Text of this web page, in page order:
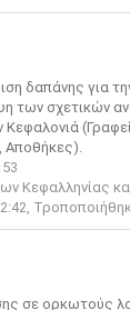
δαπάνης για
των σχετικών
Κεφαλονιά
Αποθήκες).
Κεφαλληνίας
σε ορκωτούς